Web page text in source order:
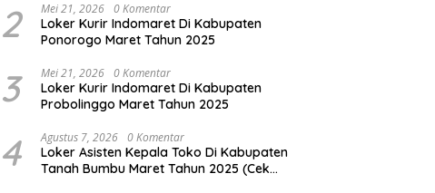
2 Mei 21, 2026 0 Komentar
Loker Kurir Indomaret Di Kabupaten
Ponorogo Maret Tahun 2025
3 Mei 21, 2026 0 Komentar
Loker Kurir Indomaret Di Kabupaten
Probolinggo Maret Tahun 2025
4 Agustus 7, 2026 0 Komentar
Loker Asisten Kepala Toko Di Kabupaten
Tanah Bumbu Maret Tahun 2025 (Cek